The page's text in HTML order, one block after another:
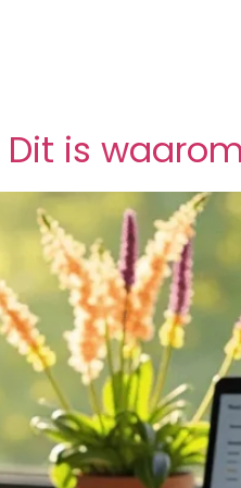
Dit is